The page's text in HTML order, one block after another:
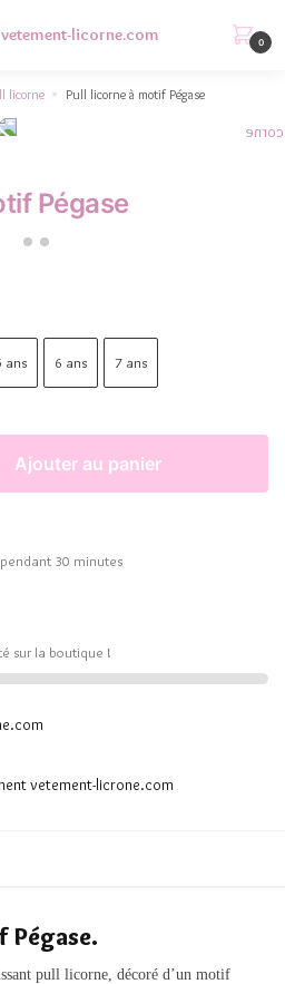
0
licorne » Pull licorne à motif Pégase
Pégase
ans 6 ans 7 ans
Ajouter au panier
30 minutes
sur la boutique !
Pégase.
pull licorne, décoré d’un motif